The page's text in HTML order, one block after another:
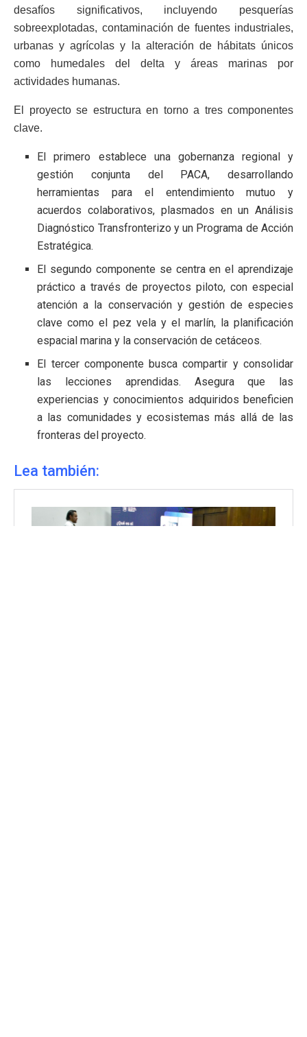
desafíos significativos, incluyendo pesquerías
sobreexplotadas, contaminación de fuentes industriales,
urbanas y agrícolas y la alteración de hábitats únicos
como humedales del delta y áreas marinas por
actividades humanas.
El proyecto se estructura en torno a tres componentes
clave.
El primero establece una gobernanza regional y
gestión conjunta del PACA, desarrollando
herramientas para el entendimiento mutuo y
acuerdos colaborativos, plasmados en un Análisis
Diagnóstico Transfronterizo y un Programa de Acción
Estratégica.
El segundo componente se centra en el aprendizaje
práctico a través de proyectos piloto, con especial
atención a la conservación y gestión de especies
clave como el pez vela y el marlín, la planificación
espacial marina y la conservación de cetáceos.
El tercer componente busca compartir y consolidar
las lecciones aprendidas. Asegura que las
experiencias y conocimientos adquiridos beneficien
a las comunidades y ecosistemas más allá de las
fronteras del proyecto.
Lea también: